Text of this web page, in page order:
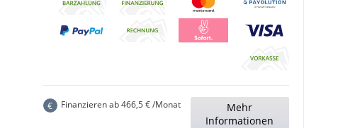
€ Finanzieren ab466,5 € /Monat
Mehr
Informationen